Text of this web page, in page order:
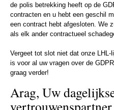
de polis betrekking heeft op de
contracten en u hebt een geschil
een contract hebt afgesloten. We
als elk ander contractueel
Vergeet tot slot niet dat onze
is voor al uw vragen over de
graag verder!
Arag, Uw